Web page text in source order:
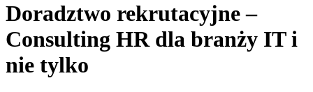
Doradztwo rekrutacyjne –
Consulting HR dla branży IT i
nie tylko